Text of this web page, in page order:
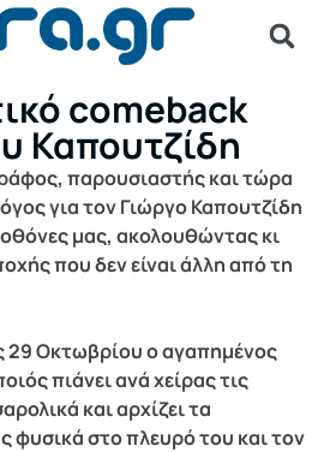
comeback
Καπουτζίδη
παρουσιαστής και τώρα
για τον Γιώργο Καπουτζίδη
μας, ακολουθώντας κι
που δεν είναι άλλη από τη
29 Οκτωβρίου ο αγαπημένος
πιάνει ανά χείρας τις
και αρχίζει τα
φυσικά στο πλευρό του και τον